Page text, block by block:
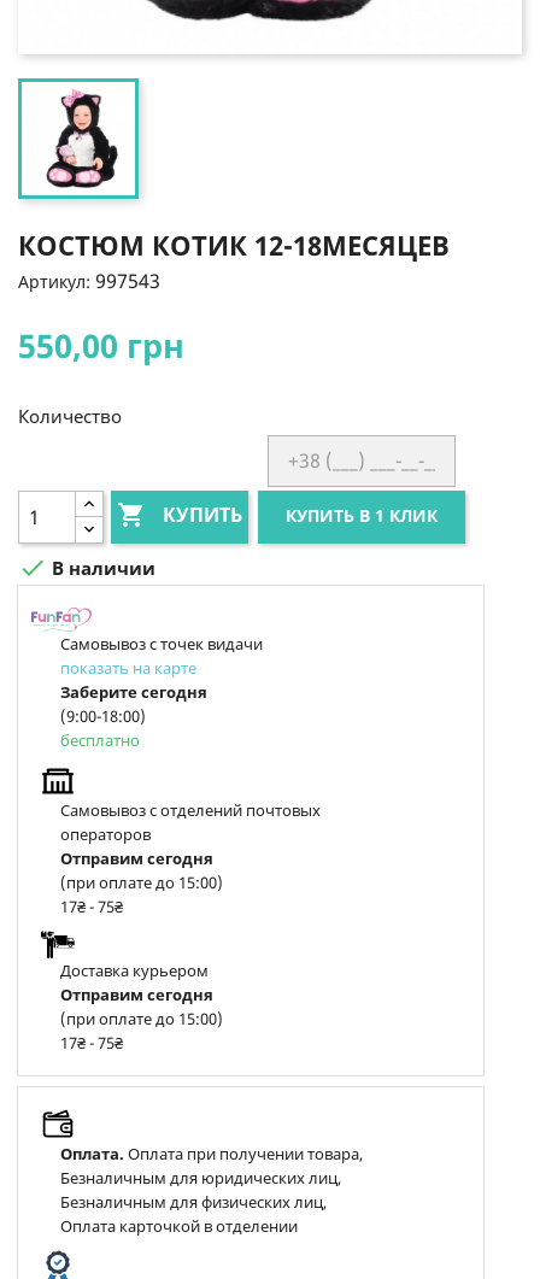
КОСТЮМ КОТИК 12-18МЕСЯЦЕВ
Артикул: 997543
550,00 грн
Количество
 КУПИТЬ КУПИТЬ В 1 КЛИК
 В наличии
Самовывоз с точек видачи
показать на карте
Заберите сегодня
(9:00-18:00)
бесплатно
Самовывоз с отделений почтовых
операторов
Отправим сегодня
(при оплате до 15:00)
17₴ - 75₴
Доставка курьером
Отправим сегодня
(при оплате до 15:00)
17₴ - 75₴
Оплата. Оплата при получении товара,
Безналичным для юридических лиц,
Безналичным для физических лиц,
Оплата карточкой в отделении